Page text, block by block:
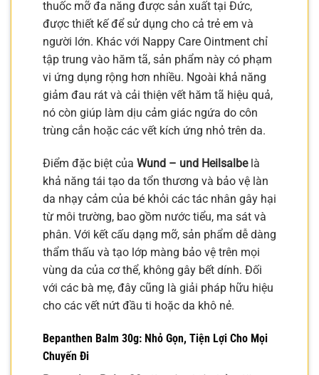
thuốc mỡ đa năng được sản xuất tại Đức,
được thiết kế để sử dụng cho cả trẻ em và
người lớn. Khác với Nappy Care Ointment chỉ
tập trung vào hăm tã, sản phẩm này có phạm
vi ứng dụng rộng hơn nhiều. Ngoài khả năng
giảm đau rát và cải thiện vết hăm tã hiệu quả,
nó còn giúp làm dịu cảm giác ngứa do côn
trùng cắn hoặc các vết kích ứng nhỏ trên da.
Điểm đặc biệt của Wund – und Heilsalbelà
khả năng tái tạo da tổn thương và bảo vệ làn
da nhạy cảm của bé khỏi các tác nhân gây hại
từ môi trường, bao gồm nước tiểu, ma sát và
phân. Với kết cấu dạng mỡ, sản phẩm dễ dàng
thẩm thấu và tạo lớp màng bảo vệ trên mọi
vùng da của cơ thể, không gây bết dính. Đối
với các bà mẹ, đây cũng là giải pháp hữu hiệu
cho các vết nứt đầu ti hoặc da khô nẻ.
Bepanthen Balm 30g: Nhỏ Gọn, Tiện Lợi Cho Mọi
Chuyến Đi